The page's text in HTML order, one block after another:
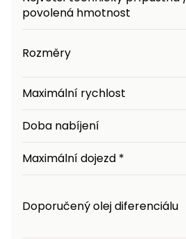
povolená hmotnost
Rozměry
Maximální rychlost
Doba nabíjení
Maximální dojezd *
Doporučený olej diferenciálu